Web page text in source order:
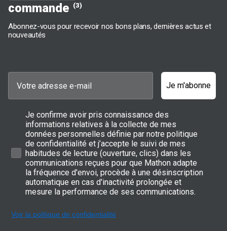
commande (3)
Abonnez-vous pour recevoir nos bons plans, dernières actus et
nouveautés
Je m'abonne
Je confirme avoir pris connaissance des
informations relatives à la collecte de mes
données personnelles définie par notre politique
de confidentialité et j’accepte le suivi de mes
habitudes de lecture (ouverture, clics) dans les
communications reçues pour que Mathon adapte
la fréquence d'envoi, procède à une désinscription
automatique en cas d'inactivité prolongée et
mesure la performance de ses communications.
Voir la politique de confidentialité